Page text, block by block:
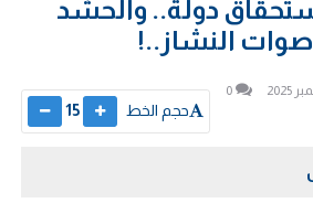
دولة.. والحشد
النشاز..!
0
حجم الخط 15